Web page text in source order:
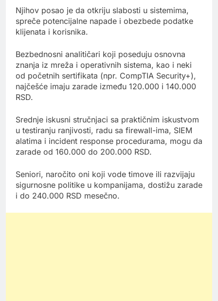
Njihov posao je da otkriju slabosti u sistemima,
spreče potencijalne napade i obezbede podatke
klijenata i korisnika.
Bezbednosni analitičari koji poseduju osnovna
znanja iz mreža i operativnih sistema, kao i neki
od početnih sertifikata (npr. CompTIA Security+),
najčešće imaju zarade između 120.000 i 140.000
RSD.
Srednje iskusni stručnjaci sa praktičnim iskustvom
u testiranju ranjivosti, radu sa firewall-ima, SIEM
alatima i incident response procedurama, mogu da
zarade od 160.000 do 200.000 RSD.
Seniori, naročito oni koji vode timove ili razvijaju
sigurnosne politike u kompanijama, dostižu zarade
i do 240.000 RSD mesečno.